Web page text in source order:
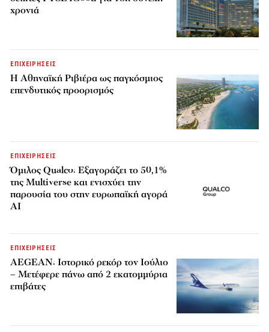
χρονιά
ΕΠΙΧΕΙΡΗΣΕΙΣ
Η Αθηναϊκή Ριβιέρα ως παγκόσμιος
επενδυτικός προορισμός
ΕΠΙΧΕΙΡΗΣΕΙΣ
Όμιλος Qualco: Εξαγοράζει το 50,1%
της Multiverse και ενισχύει την
παρουσία του στην ευρωπαϊκή αγορά
AI
ΕΠΙΧΕΙΡΗΣΕΙΣ
AEGEAN: Ιστορικό ρεκόρ τον Ιούλιο
– Μετέφερε πάνω από 2 εκατομμύρια
επιβάτες